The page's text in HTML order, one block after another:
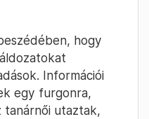
hogy
Információi
egy furgonra,
tanárnői utaztak,